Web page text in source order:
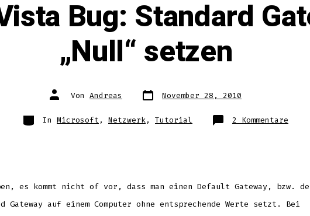
Bug: Standard
„Null“ setzen
Autor
des Von Andreas Datum
des
November 28, 2010
Kategorien
In Microsoft , Netzwerk, Tutorial 2 Kommentare
es kommt nicht of vor, dass man einen Default Gateway, bzw.
Gateway auf einem Computer ohne entsprechende Werte setzt. Bei